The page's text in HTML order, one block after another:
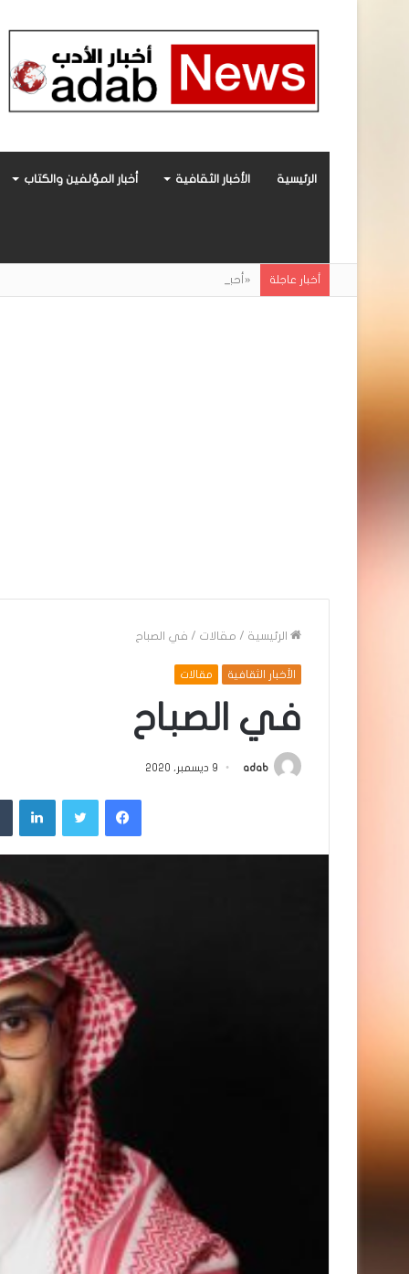
الرئيسية الأخبار الثقافية أخبار المؤلفين والكتاب
أخبار عاجلة «أحببتُ فراشة».. رواية حديثة صادرة عن مركز
الرئيسية / مقالات / في الصباح
الأخبار الثقافية مقالات
في الصباح
adab 9 ديسمبر، 2020
فيسبوكتويتر